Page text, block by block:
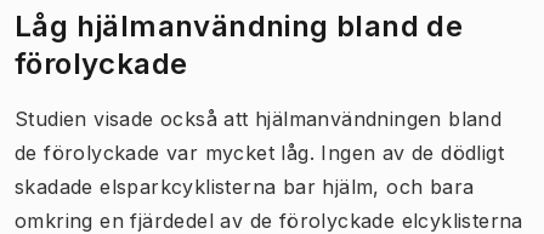
Låg hjälmanvändning bland de
förolyckade
Studien visade också att hjälmanvändningen bland
de förolyckade var mycket låg. Ingen av de dödligt
skadade elsparkcyklisterna bar hjälm, och bara
omkring en fjärdedel av de förolyckade elcyklisterna